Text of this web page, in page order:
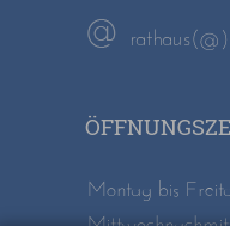
Montag bis